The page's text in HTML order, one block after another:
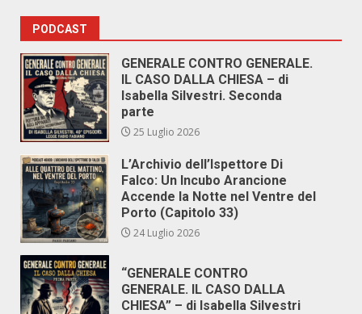
PODCAST
GENERALE CONTRO GENERALE.
IL CASO DALLA CHIESA – di
Isabella Silvestri. Seconda
parte
25 Luglio 2026
L’Archivio dell’Ispettore Di
Falco: Un Incubo Arancione
Accende la Notte nel Ventre del
Porto (Capitolo 33)
24 Luglio 2026
“GENERALE CONTRO
GENERALE. IL CASO DALLA
CHIESA” – di Isabella Silvestri